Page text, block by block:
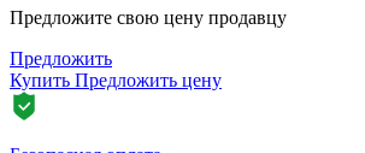
Предложите свою цену продавцу
Предложить
Купить Предложить цену